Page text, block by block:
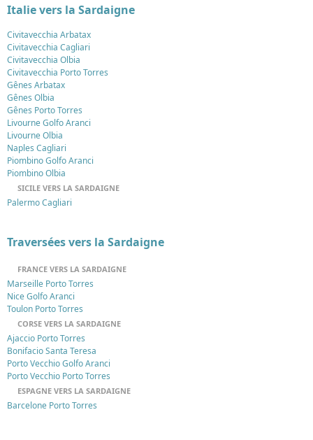
Italie vers la Sardaigne
Civitavecchia Arbatax
Civitavecchia Cagliari
Civitavecchia Olbia
Civitavecchia Porto Torres
Gênes Arbatax
Gênes Olbia
Gênes Porto Torres
Livourne Golfo Aranci
Livourne Olbia
Naples Cagliari
Piombino Golfo Aranci
Piombino Olbia
SICILE VERS LA SARDAIGNE
Palermo Cagliari
Traversées vers la Sardaigne
FRANCE VERS LA SARDAIGNE
Marseille Porto Torres
Nice Golfo Aranci
Toulon Porto Torres
CORSE VERS LA SARDAIGNE
Ajaccio Porto Torres
Bonifacio Santa Teresa
Porto Vecchio Golfo Aranci
Porto Vecchio Porto Torres
ESPAGNE VERS LA SARDAIGNE
Barcelone Porto Torres